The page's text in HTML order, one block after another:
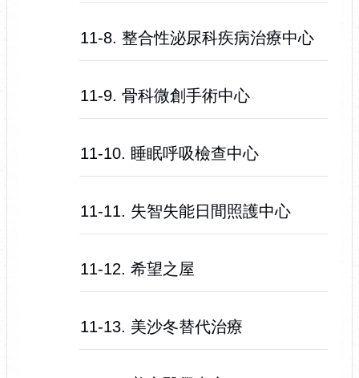
11-8. 整合性泌尿科疾病治療中心
11-9. 骨科微創手術中心
11-10. 睡眠呼吸檢查中心
11-11. 失智失能日間照護中心
11-12. 希望之屋
11-13. 美沙冬替代治療